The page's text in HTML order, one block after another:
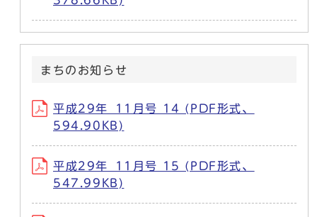
まちのお知らせ
平成29年_11月号 14 (PDF形式、
594.90KB)
平成29年_11月号 15 (PDF形式、
547.99KB)